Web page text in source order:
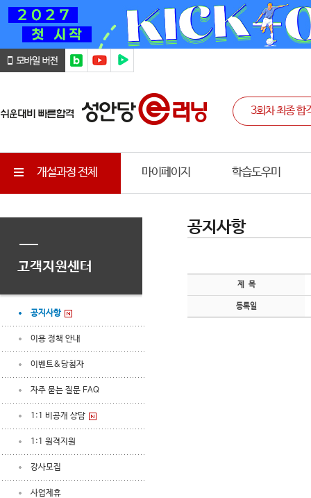
개설과정 전체 마이페이지 학습도우미
고객지원센터
공지사항
이용 정책 안내
이벤트&당첨자
자주 묻는 질문 FAQ
1:1 비공개 상담
1:1 원격지원
강사모집
사업제휴
공지사항
제 목
등록일